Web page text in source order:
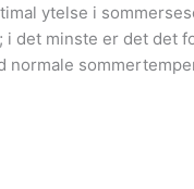
ytelse i
det minste er det det
normale